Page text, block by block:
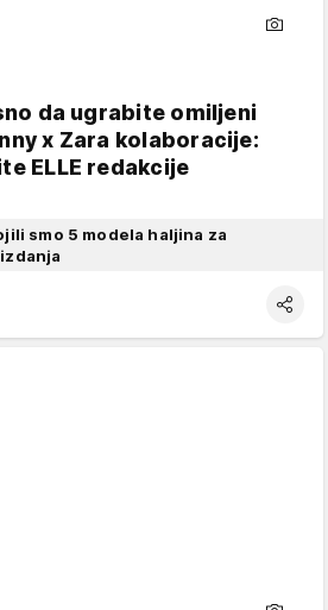
da ugrabite omiljeni
x Zara kolaboracije:
ELLE redakcije
smo 5 modela haljina za